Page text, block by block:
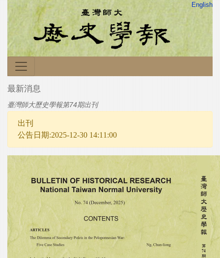
English
最新消息
臺灣師大歷史學報第74期出刊
出刊
公告日期:2025-12-30 14:11:00